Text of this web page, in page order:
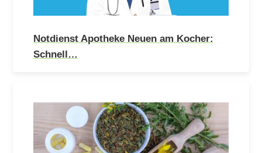
Notdienst Apotheke Neuen am Kocher:
Schnell…